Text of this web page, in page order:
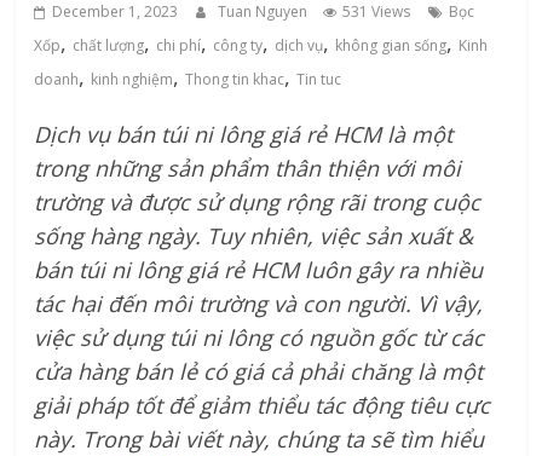
December 1, 2023 Tuan Nguyen 531 Views
Bọc
Xốp, chất lượng, chi phí, công ty, dịch vụ, không gian sống, Kinh
doanh, kinh nghiệm,Thong tin khac,Tin tuc
Dịch vụ bán túi ni lông giá rẻ HCM là một
trong những sản phẩm thân thiện với môi
trường và được sử dụng rộng rãi trong cuộc
sống hàng ngày. Tuy nhiên, việc sản xuất &
bán túi ni lông giá rẻ HCM luôn gây ra nhiều
tác hại đến môi trường và con người. Vì vậy,
việc sử dụng túi ni lông có nguồn gốc từ các
cửa hàng bán lẻ có giá cả phải chăng là một
giải pháp tốt để giảm thiểu tác động tiêu cực
này. Trong bài viết này, chúng ta sẽ tìm hiểu